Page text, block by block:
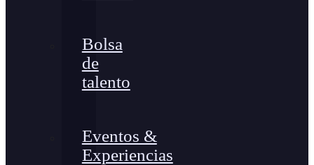
Bolsa
de
talento
Eventos &
Experiencias